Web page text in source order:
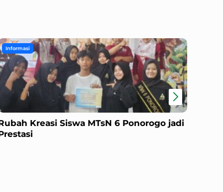
Informasi
Kreasi Siswa MTsN 6 Ponorogo jadi